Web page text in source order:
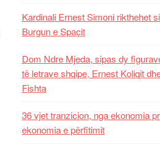
Kardinali Ernest Simoni rikthehet
Burgun e Spaçit
Dom Ndre Mjeda, sipas dy
të letrave shqipe, Ernest Koliqit
Fishta
36 vjet tranzicion, nga ekonomia
ekonomia e përfitimit